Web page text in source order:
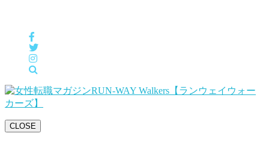
CLOSE